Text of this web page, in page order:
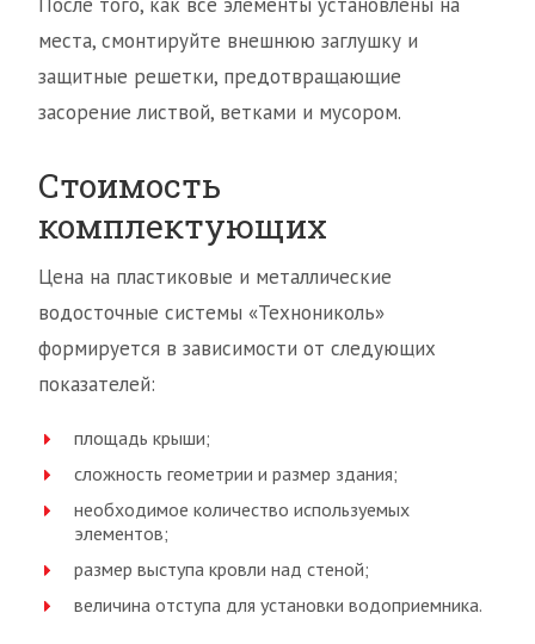
места, смонтируйте внешнюю заглушку и
защитные решетки, предотвращающие
засорение листвой, ветками и мусором.
Стоимость
комплектующих
Цена на пластиковые и металлические
водосточные системы «Технониколь»
формируется в зависимости от следующих
показателей:
площадь крыши;
сложность геометрии и размер здания;
необходимое количество используемых
элементов;
размер выступа кровли над стеной;
величина отступа для установки водоприемника.